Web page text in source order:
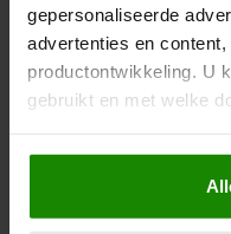
gepersonaliseerde
advertenties en
productontwikkeling. U
gebruikt en met welke
Als u het toestaat,
Informatie
locatie, die tot een